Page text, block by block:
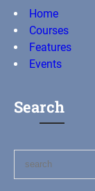
Home
Courses
Features
Events
Search